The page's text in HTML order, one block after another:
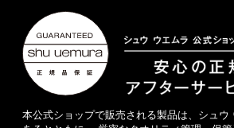
本公式ショップで販売される製品は、シュウ